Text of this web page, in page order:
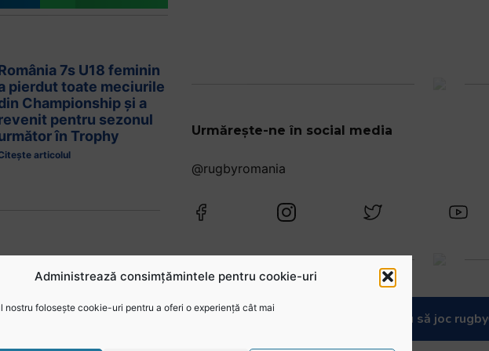
Administrează consimțămintele pentru cookie-uri
nostru folosește cookie-uri pentru a oferi o experiență cât mai
7s U18 feminin
pierdut toate meciurile
Championship și a
pentru sezonul
în Trophy
articolul
Urmărește-ne în social media
@rugbyromania
Vreau să joc rugby